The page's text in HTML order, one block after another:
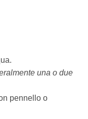
una o due
pennello o